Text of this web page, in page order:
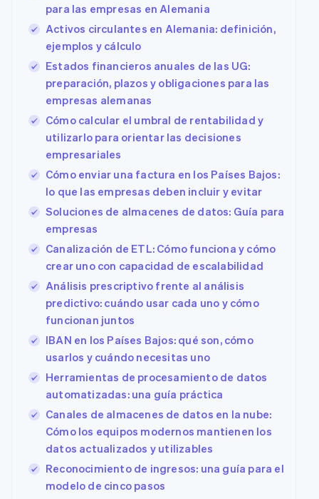
para las empresas en Alemania
Activos circulantes en Alemania: definición,
ejemplos y cálculo
Estados financieros anuales de las UG:
preparación, plazos y obligaciones para las
empresas alemanas
Cómo calcular el umbral de rentabilidad y
utilizarlo para orientar las decisiones
empresariales
Cómo enviar una factura en los Países Bajos:
lo que las empresas deben incluir y evitar
Soluciones de almacenes de datos: Guía para
empresas
Canalización de ETL: Cómo funciona y cómo
crear uno con capacidad de escalabilidad
Análisis prescriptivo frente al análisis
predictivo: cuándo usar cada uno y cómo
funcionan juntos
IBAN en los Países Bajos: qué son, cómo
usarlos y cuándo necesitas uno
Herramientas de procesamiento de datos
automatizadas: una guía práctica
Canales de almacenes de datos en la nube:
Cómo los equipos modernos mantienen los
datos actualizados y utilizables
Reconocimiento de ingresos: una guía para el
modelo de cinco pasos